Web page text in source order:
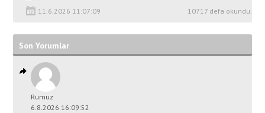
11.6.2026 11:07:09 10717 defa okundu.
Son Yorumlar
Rumuz
6.8.2026 16:09:52